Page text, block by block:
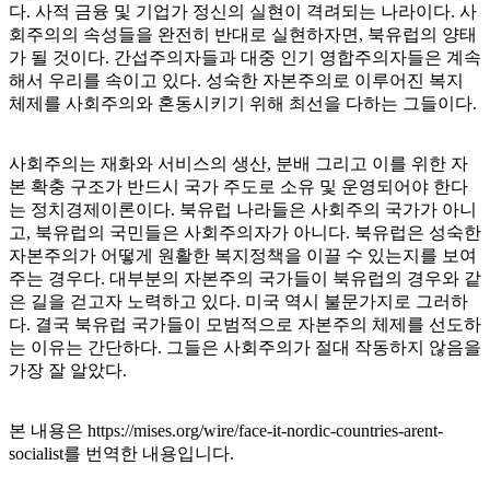
다. 사적 금융 및 기업가 정신의 실현이 격려되는 나라이다. 사
회주의의 속성들을 완전히 반대로 실현하자면, 북유럽의 양태
가 될 것이다. 간섭주의자들과 대중 인기 영합주의자들은 계속
해서 우리를 속이고 있다. 성숙한 자본주의로 이루어진 복지
체제를 사회주의와 혼동시키기 위해 최선을 다하는 그들이다.
사회주의는 재화와 서비스의 생산, 분배 그리고 이를 위한 자
본 확충 구조가 반드시 국가 주도로 소유 및 운영되어야 한다
는 정치경제이론이다. 북유럽 나라들은 사회주의 국가가 아니
고, 북유럽의 국민들은 사회주의자가 아니다. 북유럽은 성숙한
자본주의가 어떻게 원활한 복지정책을 이끌 수 있는지를 보여
주는 경우다. 대부분의 자본주의 국가들이 북유럽의 경우와 같
은 길을 걷고자 노력하고 있다. 미국 역시 불문가지로 그러하
다. 결국 북유럽 국가들이 모범적으로 자본주의 체제를 선도하
는 이유는 간단하다. 그들은 사회주의가 절대 작동하지 않음을
가장 잘 알았다.
본 내용은 https://mises.org/wire/face-it-nordic-countries-arent-
socialist를 번역한 내용입니다.